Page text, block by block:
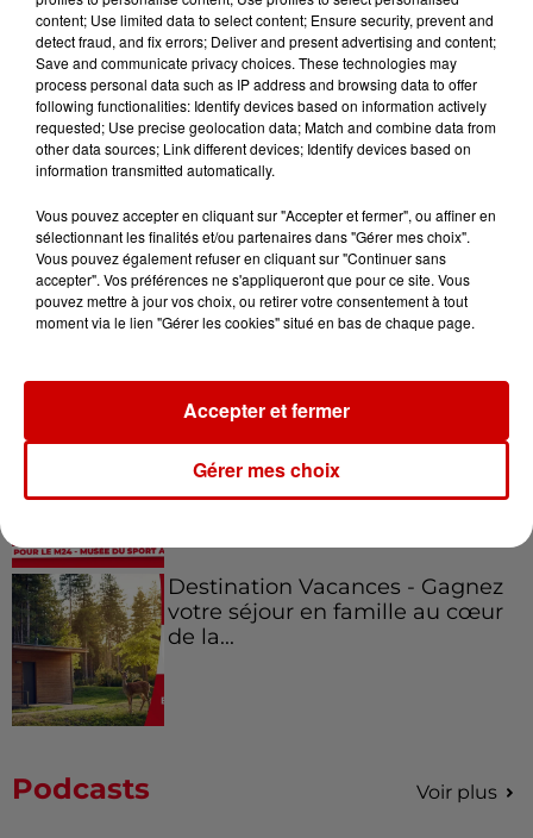
Jeux Voir plus
Le Duel - Gagnez vos entrées
pour l'un des zoos de nos
régions !
Gagnez vos places pour le
Festival du Roi Arthur 2026 !
Gagnez vos entrées pour le
Musée du Sport Automobile au
Mans !
Destination Vacances - Gagnez
votre séjour en famille au cœur
de la...
Podcasts Voir plus
content; Use limited data to select content; Ensure security, prevent and
detect fraud, and fix errors; Deliver and present advertising and content;
Save and communicate privacy choices. These technologies may
process personal data such as IP address and browsing data to offer
following functionalities: Identify devices based on information actively
requested; Use precise geolocation data; Match and combine data from
other data sources; Link different devices; Identify devices based on
information transmitted automatically.
Vous pouvez accepter en cliquant sur "Accepter et fermer", ou affiner en
sélectionnant les finalités et/ou partenaires dans "Gérer mes choix".
Vous pouvez également refuser en cliquant sur "Continuer sans
accepter". Vos préférences ne s'appliqueront que pour ce site. Vous
pouvez mettre à jour vos choix, ou retirer votre consentement à tout
moment via le lien "Gérer les cookies" situé en bas de chaque page.
Gérer mes choix
Accepter et fermer